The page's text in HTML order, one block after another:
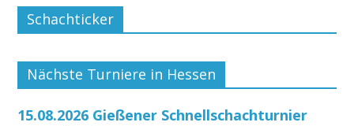
Schachticker
Nächste Turniere in Hessen
15.08.2026 Gießener Schnellschachturnier